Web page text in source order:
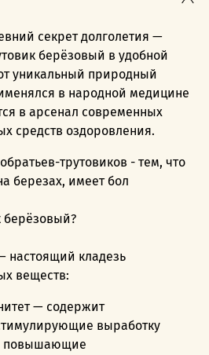
секрет долголетия —
берёзовый в удобной
уникальный природный
в народной медицине
в арсенал современных
средств оздоровления.
трутовиков - тем, что
березах, имеет бол
берёзовый?
настоящий кладезь
веществ:
— содержит
выработку
повышающие